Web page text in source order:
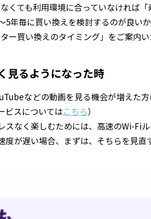
くても利用環境に合っていなければ
年毎に買い換えを検討するのが良いか
ー買い換えのタイミング」をご案内い
見るようになった時
などの動画を見る機会が増えた
ビスについてはこちら）
スなく楽しむためには、高速のWi-Fi
度が遅い場合、まずは、そちらを見直